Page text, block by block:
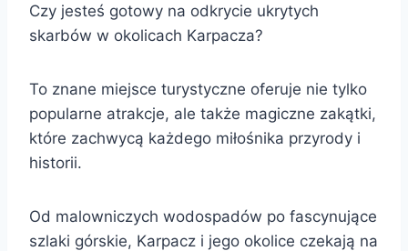
Czy jesteś gotowy na odkrycie ukrytych
skarbów w okolicach Karpacza?
To znane miejsce turystyczne oferuje nie tylko
popularne atrakcje, ale także magiczne zakątki,
które zachwycą każdego miłośnika przyrody i
historii.
Od malowniczych wodospadów po fascynujące
szlaki górskie, Karpacz i jego okolice czekają na